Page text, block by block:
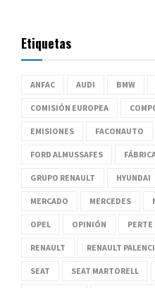
Etiquetas
ANFAC AUDI BMW
COMISIÓN EUROPEA
EMISIONES FACONAUTO
FORD ALMUSSAFES
GRUPO RENAULT HYUNDAI
MERCADO MERCEDES
OPEL OPINIÓN PERTE
RENAULT RENAULT
SEAT SEAT MARTORELL